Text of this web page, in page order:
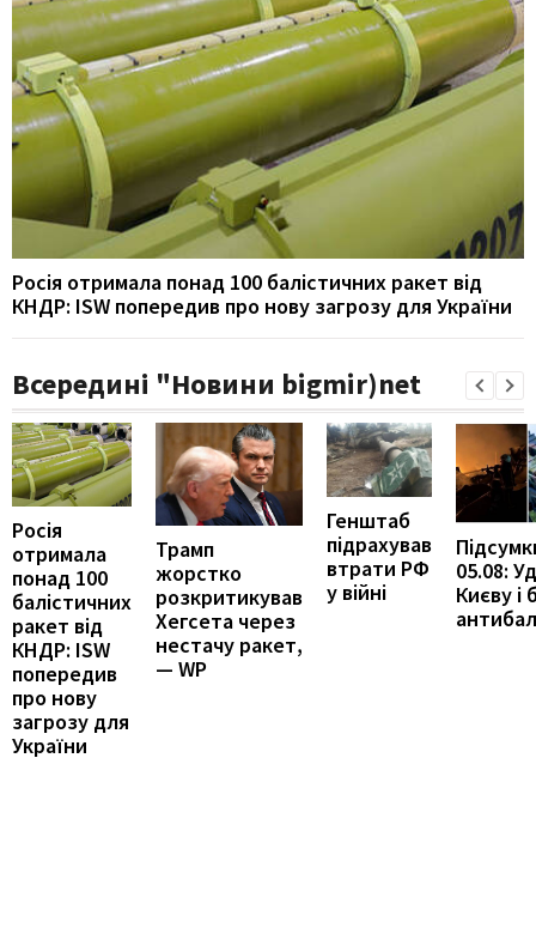
Росія отримала понад 100 балістичних ракет від
КНДР: ISW попередив про нову загрозу для України
Всередині "Новини bigmir)net
Росія
отримала
понад 100
балістичних
ракет від
КНДР: ISW
попередив
про нову
загрозу для
України
Трамп
жорстко
розкритикував
Хегсета через
нестачу ракет,
— WP
Генштаб
підрахував
втрати РФ
у війні
05.08:
Києву і